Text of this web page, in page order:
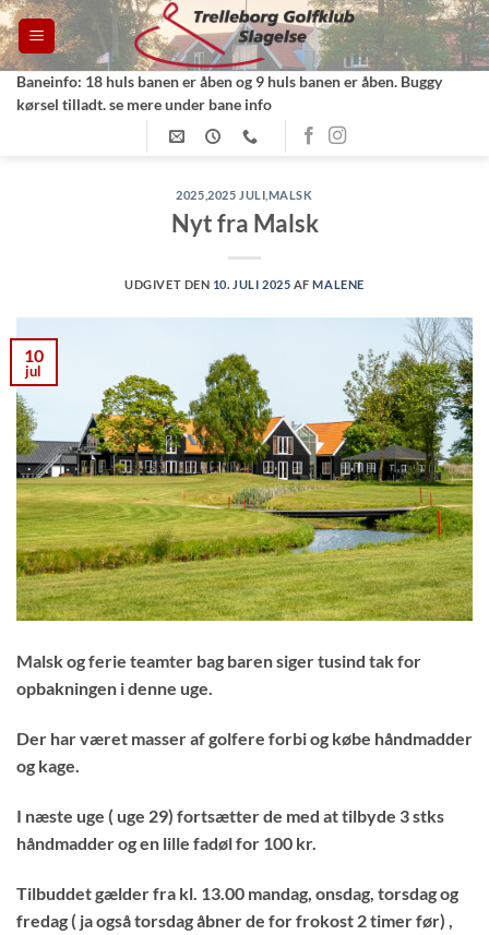
Fortsæt
til
indhold
Baneinfo: 18 huls banen er åben og 9 huls banen er åben. Buggy
kørsel tilladt. se mere under bane info
2025 ,2025 JULI MALSK
Nyt fra Malsk
UDGIVET DEN 10. JULI 2025 AFMALENE
10
jul
Malsk og ferie teamter bag baren siger tusind tak for
opbakningen i denne uge.
Der har været masser af golfere forbi og købe håndmadder
og kage.
I næste uge ( uge 29) fortsætter de med at tilbyde 3 stks
håndmadder og en lille fadøl for 100 kr.
Tilbuddet gælder fra kl. 13.00 mandag, onsdag, torsdag og
fredag ( ja også torsdag åbner de for frokost 2 timer før) ,